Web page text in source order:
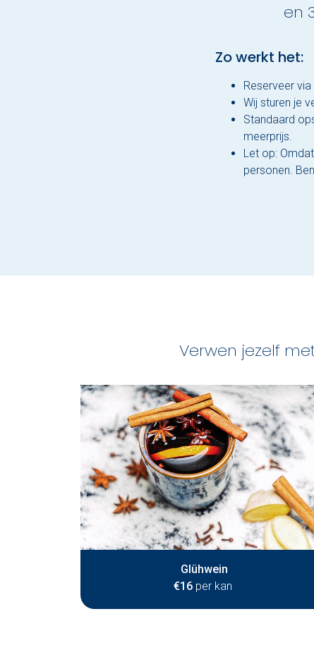
en
Zo werkt het:
Reserveer
Wij sturen je
Standaard
meerprijs.
Let op:
personen.
Verwen jezelf
Glühwein
€16per kan